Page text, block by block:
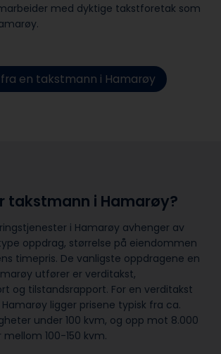
med dyktige takstforetak som
en takstmann i Hamarøy
takstmann i Hamarøy?
i Hamarøy avhenger av
oppdrag, størrelse på eiendommen
timepris. De vanligste oppdragene en
utfører er verditakst,
og tilstandsrapport. For en verditakst
ligger prisene typisk fra ca.
under 100 kvm, og opp mot 8.000
100-150 kvm.